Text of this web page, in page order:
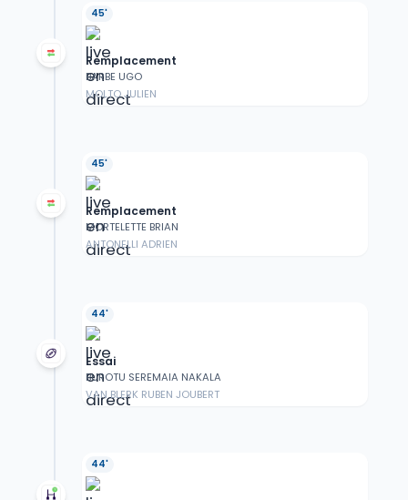
45'
Remplacement
BARBE UGO
MOLTO JULIEN
45'
Remplacement
MORTELETTE BRIAN
ANTONELLI ADRIEN
44'
Essai
BUROTU SEREMAIA NAKALA
VAN BLERK RUBEN JOUBERT
44'